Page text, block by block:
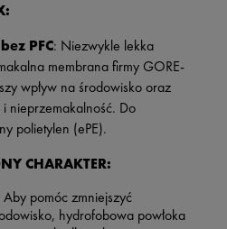
PFC: Niezwykle lekka
membrana firmy GORE-
wpływ na środowisko oraz
nieprzemakalność. Do
polietylen (ePE).
CHARAKTER:
Aby pomóc zmniejszyć
hydrofobowa powłoka